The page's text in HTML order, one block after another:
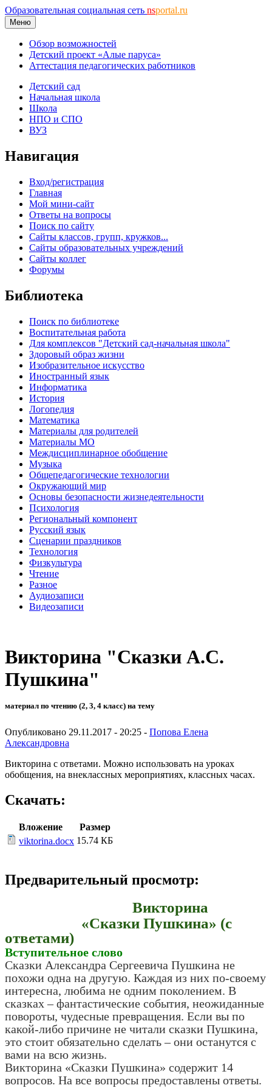
Образовательная социальная сеть nsportal.ru
Меню
Обзор возможностей
Детский проект «Алые паруса»
Аттестация педагогических работников
Детский сад
Начальная школа
Школа
НПО и СПО
ВУЗ
Навигация
Вход/регистрация
Главная
Мой мини-сайт
Ответы на вопросы
Поиск по сайту
Сайты классов, групп, кружков...
Сайты образовательных учреждений
Сайты коллег
Форумы
Библиотека
Поиск по библиотеке
Воспитательная работа
Для комплексов "Детский сад-начальная школа"
Здоровый образ жизни
Изобразительное искусство
Иностранный язык
Информатика
История
Логопедия
Математика
Материалы для родителей
Материалы МО
Междисциплинарное обобщение
Музыка
Общепедагогические технологии
Окружающий мир
Основы безопасности жизнедеятельности
Психология
Региональный компонент
Русский язык
Сценарии праздников
Технология
Физкультура
Чтение
Разное
Аудиозаписи
Видеозаписи
Викторина "Сказки А.С.
Пушкина"
материал по чтению (2, 3, 4 класс) на тему
Опубликовано 29.11.2017 - 20:25 - Попова Елена
Александровна
Викторина с ответами. Можно использовать на уроках
обобщения, на внеклассных мероприятиях, классных часах.
Скачать:
Вложение
Размер
viktorina.docx 15.74 КБ
Предварительный просмотр:
Викторина
«Сказки Пушкина» (с
ответами)
Вступительное слово
Сказки Александра Сергеевича Пушкина не
похожи одна на другую. Каждая из них по-своему
интересна, любима не одним поколением. В
сказках – фантастические события, неожиданные
повороты, чудесные превращения. Если вы по
какой-либо причине не читали сказки Пушкина,
это стоит обязательно сделать – они останутся с
вами на всю жизнь.
Викторина «Сказки Пушкина» содержит 14
вопросов. На все вопросы предоставлены ответы.